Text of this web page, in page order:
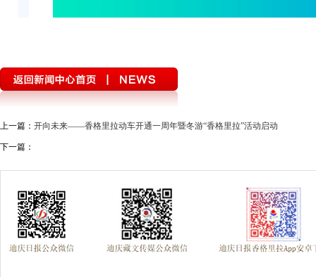
上一篇： 开向未来——香格里拉动车开通一周年暨冬游“香格里拉”活动启动
下一篇：